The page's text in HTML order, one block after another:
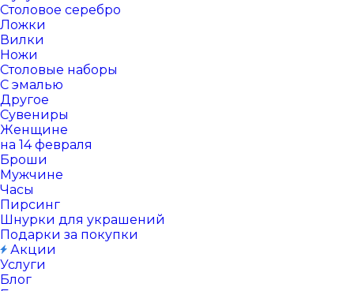
Столовое серебро
Ложки
Вилки
Ножи
Столовые наборы
С эмалью
Другое
Сувениры
Женщине
на 14 февраля
Броши
Мужчине
Часы
Пирсинг
Шнурки для украшений
Подарки за покупки
Акции
Услуги
Блог